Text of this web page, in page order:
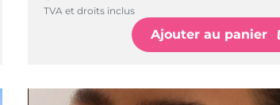
TVA et droits inclus
Ajouter au panier